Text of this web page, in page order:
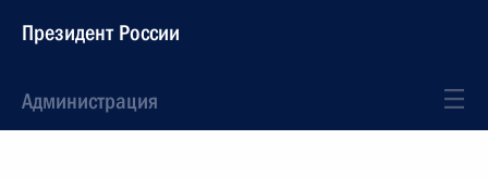
Президент России
Администрация